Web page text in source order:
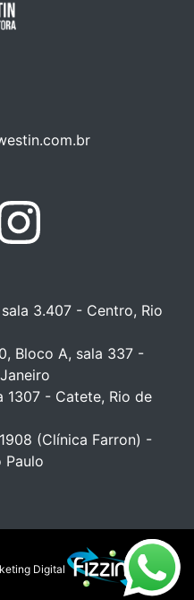
Instagram
3.407 - Centro, Rio
Bloco A, sala 337 -
1307 - Catete, Rio de
(Clínica Farron) -
Paulo
Digital
WhatsApp